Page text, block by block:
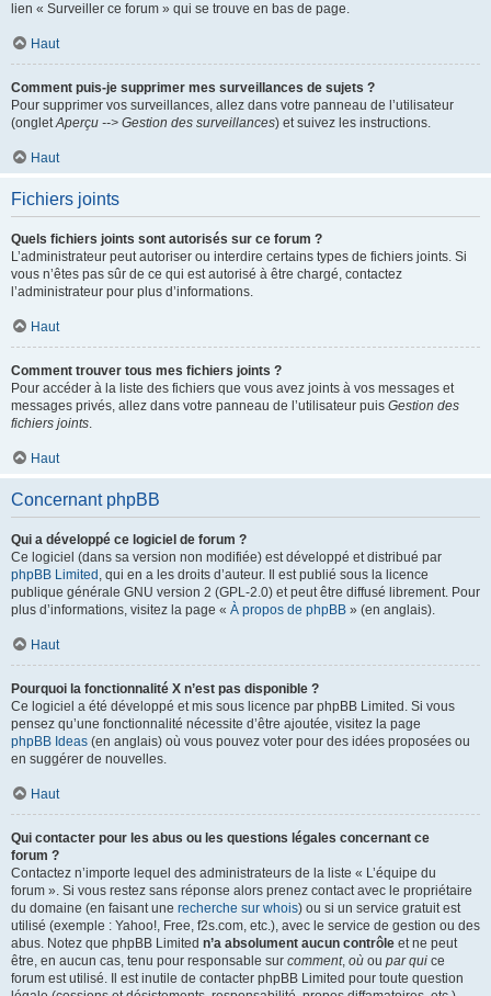
lien « Surveiller ce forum » qui se trouve en bas de page.
Haut
Comment puis-je supprimer mes surveillances de sujets ?
Pour supprimer vos surveillances, allez dans votre panneau de l’utilisateur
(ongletAperçu --> Gestion des surveillances) et suivez les instructions.
Haut
Fichiers joints
Quels fichiers joints sont autorisés sur ce forum ?
L’administrateur peut autoriser ou interdire certains types de fichiers joints. Si
vous n’êtes pas sûr de ce qui est autorisé à être chargé, contactez
l’administrateur pour plus d’informations.
Haut
Comment trouver tous mes fichiers joints ?
Pour accéder à la liste des fichiers que vous avez joints à vos messages et
messages privés, allez dans votre panneau de l’utilisateur puis Gestion des
fichiers joints.
Haut
Concernant phpBB
Qui a développé ce logiciel de forum ?
Ce logiciel (dans sa version non modifiée) est développé et distribué par
phpBB Limited , qui en a les droits d’auteur. Il est publié sous la licence
publique générale GNU version 2 (GPL-2.0) et peut être diffusé librement. Pour
plus d’informations, visitez la page « À propos de phpBB » (en anglais).
Haut
Pourquoi la fonctionnalité X n’est pas disponible ?
Ce logiciel a été développé et mis sous licence par phpBB Limited. Si vous
pensez qu’une fonctionnalité nécessite d’être ajoutée, visitez la page
phpBB Ideas (en anglais) où vous pouvez voter pour des idées proposées ou
en suggérer de nouvelles.
Haut
Qui contacter pour les abus ou les questions légales concernant ce
forum ?
Contactez n’importe lequel des administrateurs de la liste « L’équipe du
forum ». Si vous restez sans réponse alors prenez contact avec le propriétaire
du domaine (en faisant une recherche sur whois) ou si un service gratuit est
utilisé (exemple : Yahoo!, Free, f2s.com, etc.), avec le service de gestion ou des
abus. Notez que phpBB Limited n’a absolument aucun contrôle et ne peut
être, en aucun cas, tenu pour responsable sur comment, où ou par qui ce
forum est utilisé. Il est inutile de contacter phpBB Limited pour toute question